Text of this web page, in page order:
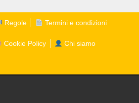
Regole Termini e condizioni
Cookie Policy Chi siamo